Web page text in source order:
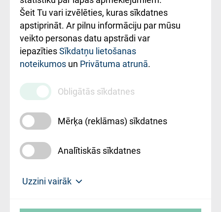
Rekvizīti un
ārstniecības
iestādes kods
010000234
Maksas
pakalpojumu
cenrādis
Šeit Tu vari izvēlēties, kuras sīkdatnes
apstiprināt. Ar pilnu informāciju par mūsu
veikto personas datu apstrādi var
iepazītiesSīkdatņu lietošanas
noteikumos un Privātuma atrunā.
Obligātās sīkdatnes
Mērķa (reklāmas) sīkdatnes
Analītiskās sīkdatnes
Uzzini vairāk